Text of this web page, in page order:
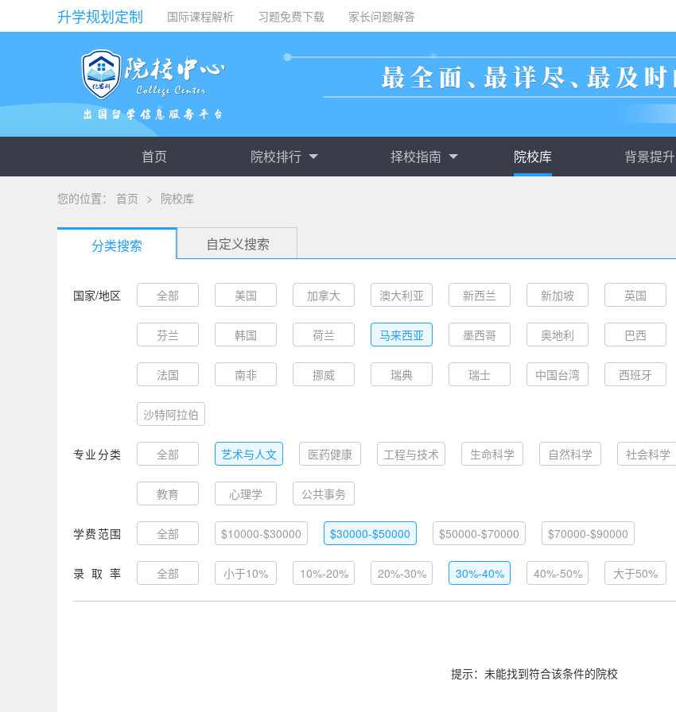
升学规划定制 国际课程解析 习题免费下载 家长问题解答
首页 院校排行 择校指南 院校库 背景提升
您的位置： 首页 > 院校库
分类搜索 自定义搜索
国家/地区 全部 美国 加拿大 澳大利亚 新西兰 新加坡 英国
芬兰 韩国 荷兰 马来西亚 墨西哥 奥地利 巴西
法国 南非 挪威 瑞典 瑞士 中国台湾 西班牙
沙特阿拉伯
专业分类 全部 艺术与人文 医药健康 工程与技术 生命科学 自然科学 社会科学
教育 心理学 公共事务
学费范围 全部 $10000-$30000 $30000-$50000 $50000-$70000 $70000-$90000
录取率 全部 小于10% 10%-20% 20%-30% 30%-40% 40%-50% 大于50%
提示：未能找到符合该条件的院校